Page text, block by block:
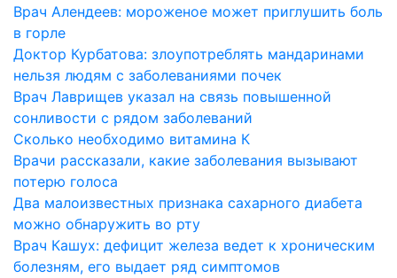
Врач Алендеев: мороженое может приглушить боль
в горле
Доктор Курбатова: злоупотреблять мандаринами
нельзя людям с заболеваниями почек
Врач Лаврищев указал на связь повышенной
сонливости с рядом заболеваний
Сколько необходимо витамина К
Врачи рассказали, какие заболевания вызывают
потерю голоса
Два малоизвестных признака сахарного диабета
можно обнаружить во рту
Врач Кашух: дефицит железа ведет к хроническим
болезням, его выдает ряд симптомов